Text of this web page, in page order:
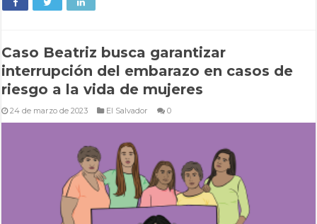
Caso Beatriz busca garantizar
interrupción del embarazo en casos de
riesgo a la vida de mujeres
24 de marzo de 2023 El Salvador 0